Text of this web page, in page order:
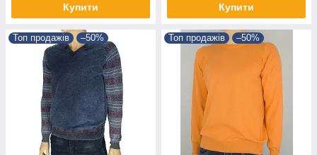
Купити Купити
Топ продажів –50% Топ продажів –50%